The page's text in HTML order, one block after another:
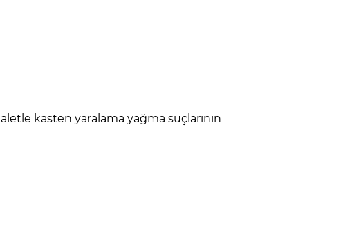
kasten yaralama yağma suçlarının